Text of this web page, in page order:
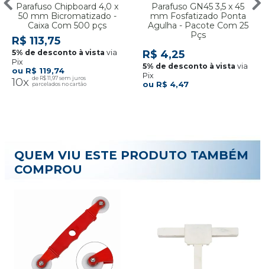
Parafuso Chipboard 4,0 x
50 mm Bicromatizado -
Caixa Com 500 pçs
R$ 119,74
10x R$ 11,97
R$ 113,75
via
Pix
Parafuso GN45 3,5 x 45
mm Fosfatizado Ponta
Agulha - Pacote Com 25
Pçs
R$ 4,47
R$ 4,25
via
Pix
QUEM VIU ESTE PRODUTO TAMBÉM
COMPROU